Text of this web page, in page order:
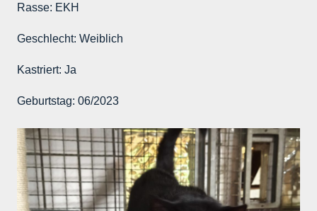
Rasse: EKH
Geschlecht: Weiblich
Kastriert: Ja
Geburtstag: 06/2023